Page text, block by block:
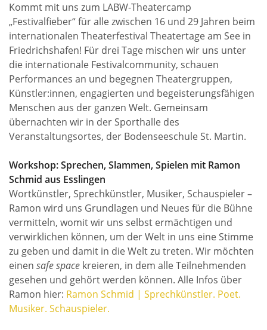
Kommt mit uns zum LABW-Theatercamp
„Festivalfieber“ für alle zwischen 16 und 29 Jahren beim
internationalen Theaterfestival Theatertage am See in
Friedrichshafen! Für drei Tage mischen wir uns unter
die internationale Festivalcommunity, schauen
Performances an und begegnen Theatergruppen,
Künstler:innen, engagierten und begeisterungsfähigen
Menschen aus der ganzen Welt. Gemeinsam
übernachten wir in der Sporthalle des
Veranstaltungsortes, der Bodenseeschule St. Martin.
Workshop: Sprechen, Slammen, Spielen mit Ramon
Schmid aus Esslingen
Wortkünstler, Sprechkünstler, Musiker, Schauspieler –
Ramon wird uns Grundlagen und Neues für die Bühne
vermitteln, womit wir uns selbst ermächtigen und
verwirklichen können, um der Welt in uns eine Stimme
zu geben und damit in die Welt zu treten. Wir möchten
einen safe space kreieren, in dem alle Teilnehmenden
gesehen und gehört werden können. Alle Infos über
Ramon hier: Ramon Schmid | Sprechkünstler. Poet.
Musiker. Schauspieler.